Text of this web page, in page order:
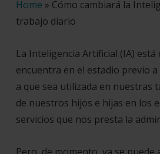
Home » Cómo cambiará la
trabajo diario
La Inteligencia Artificial (IA) está
encuentra en el estadio previo
a que sea utilizada en nuestras
de nuestros hijos e hijas en los
servicios que nos presta la